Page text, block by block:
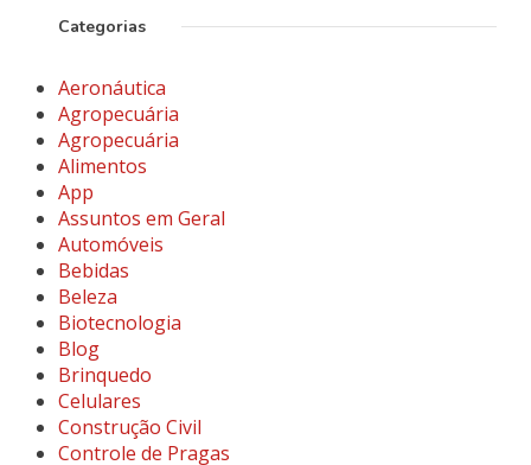
Categorias
Aeronáutica
Agropecuária
Agropecuária
Alimentos
App
Assuntos em Geral
Automóveis
Bebidas
Beleza
Biotecnologia
Blog
Brinquedo
Celulares
Construção Civil
Controle de Pragas